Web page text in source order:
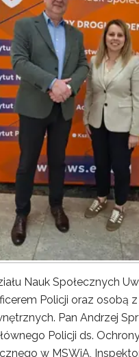
Nauk Społecznych
Policji oraz osobą
Pan Andrzej
Policji ds.
w MSWiA,